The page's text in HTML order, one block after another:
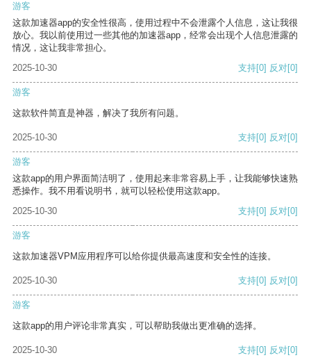
游客
这款加速器app的安全性很高，使用过程中不会泄露个人信息，这让我很
放心。我以前使用过一些其他的加速器app，经常会出现个人信息泄露的
情况，这让我非常担心。
2025-10-30
支持[0] 反对[0]
游客
这款软件简直是神器，解决了我所有问题。
2025-10-30 支持[0] 反对[0]
游客
这款app的用户界面简洁明了，使用起来非常容易上手，让我能够快速熟
悉操作。我不用看说明书，就可以轻松使用这款app。
2025-10-30
支持[0] 反对[0]
游客
这款加速器VPM应用程序可以给你提供最高速度和安全性的连接。
2025-10-30 支持[0] 反对[0]
游客
这款app的用户评论非常真实，可以帮助我做出更准确的选择。
2025-10-30 支持[0] 反对[0]